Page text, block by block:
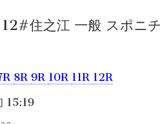
住之江 一般 スポニ
8R 9R 10R 11R 12R
15:19